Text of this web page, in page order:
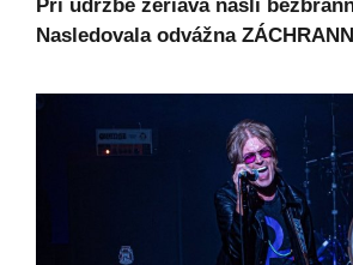
Pri údržbe žeriava našli
Nasledovala odvážna